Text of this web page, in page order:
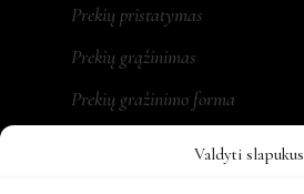
Valdyti slapukus
Prekių pristatymas
Prekių grąžinimas
Prekių gražinimo forma